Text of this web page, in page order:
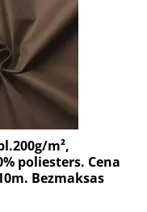
m²,
poliesters. Cena
Bezmaksas